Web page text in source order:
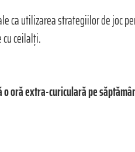
ca utilizarea strategiilor de joc
ceilalți.
extra-curiculară pe